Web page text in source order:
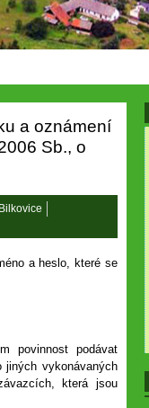
a oznámení
Sb., o
a heslo, které se
povinnost podávat
jiných vykonávaných
která jsou